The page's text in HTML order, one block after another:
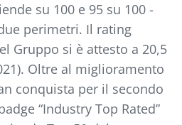
su 100 e 95 su 100 -
perimetri. Il rating
Gruppo si è attesto a 20,5
Oltre al miglioramento
conquista per il secondo
“Industry Top Rated”